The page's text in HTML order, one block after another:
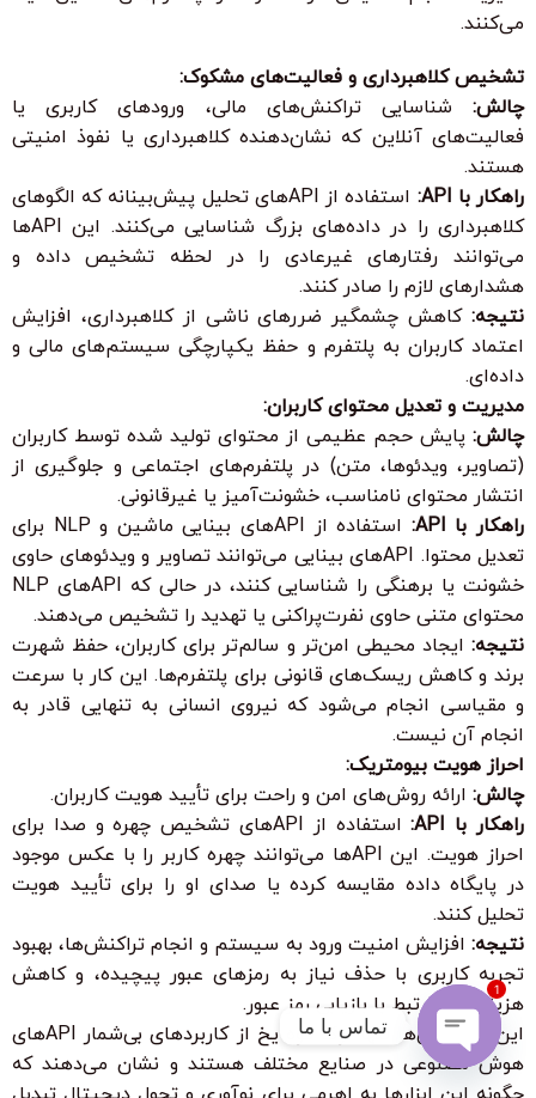
می‌کنند.
تشخیص کلاهبرداری و فعالیت‌های مشکوک:
چالش: شناسایی تراکنش‌های مالی، ورودهای کاربری یا
فعالیت‌های آنلاین که نشان‌دهنده کلاهبرداری یا نفوذ امنیتی
هستند.
راهکار با API:
استفاده از APIهای تحلیل پیش‌بینانه که الگوهای
کلاهبرداری را در داده‌های بزرگ شناسایی می‌کنند. این APIها
می‌توانند رفتارهای غیرعادی را در لحظه تشخیص داده و
هشدارهای لازم را صادر کنند.
نتیجه: کاهش چشمگیر ضررهای ناشی از کلاهبرداری، افزایش
اعتماد کاربران به پلتفرم و حفظ یکپارچگی سیستم‌های مالی و
داده‌ای.
مدیریت و تعدیل محتوای کاربران:
چالش: پایش حجم عظیمی از محتوای تولید شده توسط کاربران
(تصاویر، ویدئوها، متن) در پلتفرم‌های اجتماعی و جلوگیری از
انتشار محتوای نامناسب، خشونت‌آمیز یا غیرقانونی.
راهکار با API:
استفاده از APIهای بینایی ماشین و NLP برای
تعدیل محتوا. APIهای بینایی می‌توانند تصاویر و ویدئوهای حاوی
خشونت یا برهنگی را شناسایی کنند، در حالی که APIهای NLP
محتوای متنی حاوی نفرت‌پراکنی یا تهدید را تشخیص می‌دهند.
نتیجه: ایجاد محیطی امن‌تر و سالم‌تر برای کاربران، حفظ شهرت
برند و کاهش ریسک‌های قانونی برای پلتفرم‌ها. این کار با سرعت
و مقیاسی انجام می‌شود که نیروی انسانی به تنهایی قادر به
انجام آن نیست.
احراز هویت بیومتریک:
چالش: ارائه روش‌های امن و راحت برای تأیید هویت کاربران.
راهکار با API:
استفاده از APIهای تشخیص چهره و صدا برای
احراز هویت. این APIها می‌توانند چهره کاربر را با عکس موجود
در پایگاه داده مقایسه کرده یا صدای او را برای تأیید هویت
تحلیل کنند.
نتیجه: افزایش امنیت ورود به سیستم و انجام تراکنش‌ها، بهبود
تجربه کاربری با حذف نیاز به رمزهای عبور پیچیده، و کاهش
هزینه‌های مرتبط با بازیابی رمز عبور.
این موردکاوی‌ها تنها نوک کوه یخ از کاربردهای بی‌شمار APIهای
هوش مصنوعی در صنایع مختلف هستند و نشان می‌دهند که
تماس با ما
Open
1